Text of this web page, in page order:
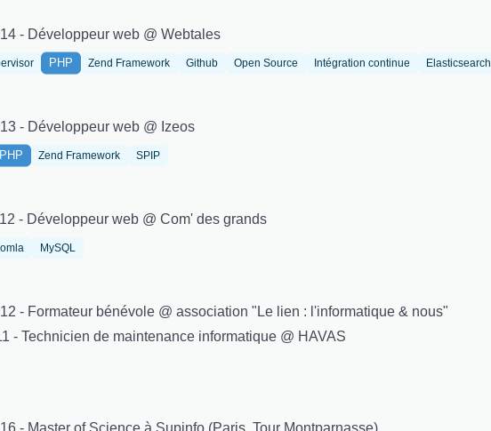
- Développeur web @ Webtales
PHP Zend Framework Github Open Source Intégration continue Elasticsearch
- Développeur web @ Izeos
PHP Zend Framework SPIP
- Développeur web @ Com' des grands
MySQL
- Formateur bénévole @ association "Le lien : l'informatique & nous"
- Technicien de maintenance informatique @ HAVAS